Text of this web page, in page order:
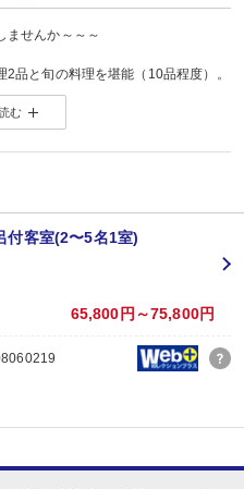
ませんか～～～
と旬の料理を堪能（10品程度）。
のご飯をご用意いたします。
クール」で金賞受賞。
る飛騨コシヒカリを使用）
ます（個室食事処ご希望は要連絡）
場合、お部屋食対応ができかねるた
（お正月専用料理の提供となります
況により、別の国産米の提供となる
のみ)
お好きなドリンク【お酒含む】１杯
宿泊なら
事前へ施設へ直接ご連絡ください
て＞
があり、ご希望にそえない場合がご
む
客室(2〜5名1室)
65,800円～75,800円